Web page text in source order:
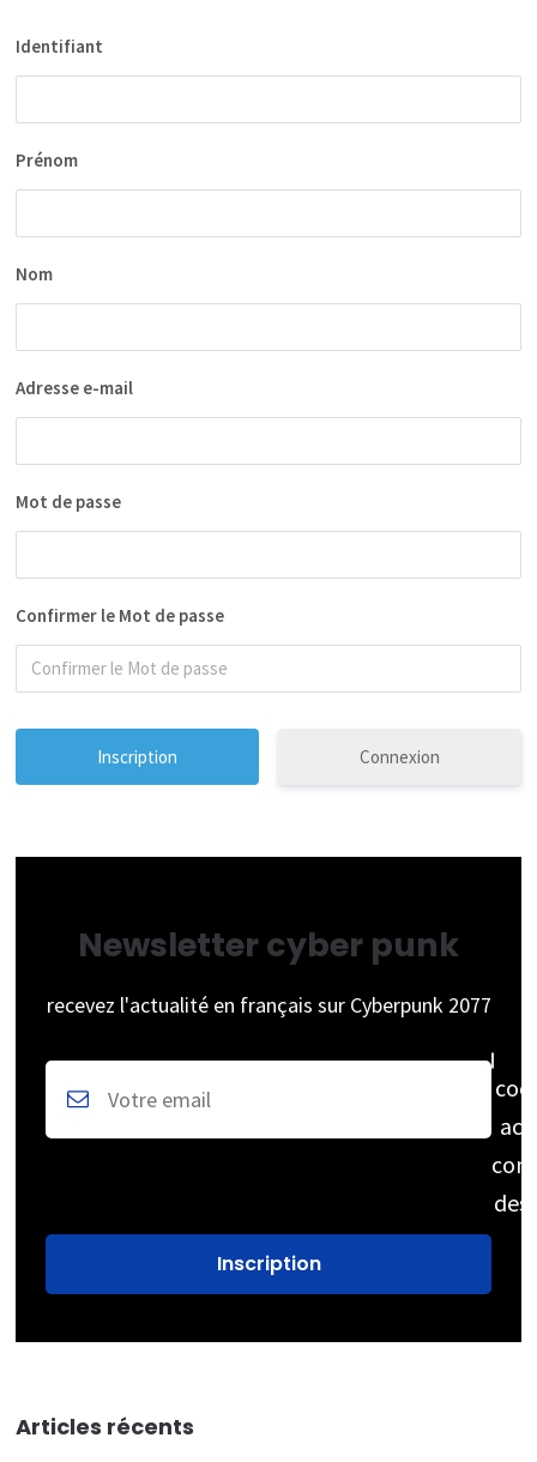
Identifiant
Prénom
Nom
Adresse e-mail
Mot de passe
Confirmer le Mot de passe
Connexion
Newsletter cyber punk
recevez l'actualité en français sur Cyberpunk 2077
des
Articles récents